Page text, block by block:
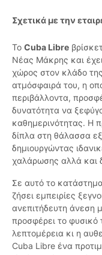
Σχετικά με την
Το Cuba Libre
Νέας Μάκρης και
χώρος στον κλάδο
ατμόσφαιρά του, η
περιβάλλοντα,
δυνατότητα να
καθημερινότητας. Η
δίπλα στη θάλασσα
δημιουργώντας
χαλάρωσης αλλά και
Σε αυτό το
ζήσει εμπειρίες
ανεπιτήδευτη άνεση
προσφέρει το φυσικό
λεπτομέρεια κι η
Cuba Libre ένα